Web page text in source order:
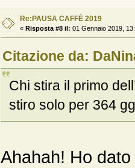
Re:PAUSA CAFFÈ 2019
« Risposta #8 il: 01 Gennaio 2019,
Citazione da:
Chi stira il primo
stiro solo per 364
Ahahah! Ho